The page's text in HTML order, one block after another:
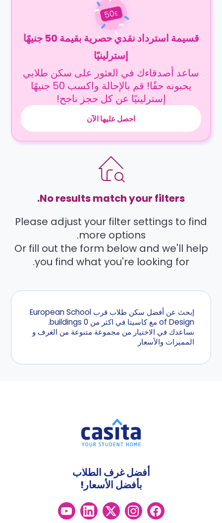
£
50
قسيمة استرداد نقدي حصرية بقيمة 50 جنيهًا
إسترلينيًا
ساعد أصدقاءك في العثور على سكن طلابي
يحبونه حقًا! قم بالإحالة واكسب 50 جنيهًا
إسترلينيًا عن كل حجز ناجح!
احصل عليها الآن
No results match your filters.
Please adjust your filter settings to find
more options.
Or fill out the form below and we'll help
you find what you're looking for.
إبحث عن أفضل سكن طلاب قرب European School
of Design مع كاسيتا في اكثر من 0 buildings.
نساعدك في الاختيار من مجموعة متنوعة من الغرف و
المميزات والأسعار
أفضل غرف الطلاب
بأفضل الأسعار!